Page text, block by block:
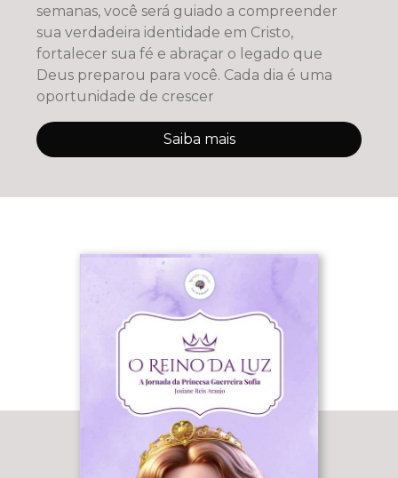
semanas, você será guiado a compreender
sua verdadeira identidade em Cristo,
fortalecer sua fé e abraçar o legado que
Deus preparou para você. Cada dia é uma
oportunidade de crescer
Saiba mais